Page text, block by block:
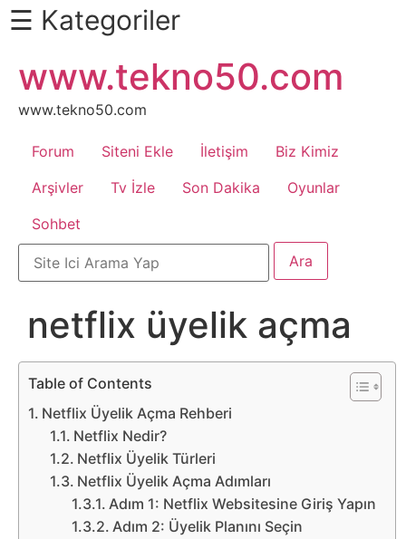
Daha
Fazlası
İçin
Kaydır
Android
Apk
Arabalar
Bankacılık
İşlemleri
Belgesel
Bilgi
Bilgisayar
☰ Kategoriler
atla
www.tekno50.com
www.tekno50.com
Forum Siteni Ekle İletişim
Biz Kimiz
Arşivler
Tv İzle Son Dakika
Oyunlar
Sohbet
netflix üyelik açma
Table of Contents
Netflix Üyelik Açma Rehberi
Netflix Nedir?
Netflix Üyelik Türleri
Netflix Üyelik Açma Adımları
Adım 1: Netflix Websitesine Giriş Yapın
Adım 2: Üyelik Planını Seçin